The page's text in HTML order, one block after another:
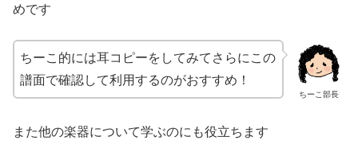
めです
ちーこ部長
ちーこ的には耳コピーをしてみてさらにこの
譜面で確認して利用するのがおすすめ！
また他の楽器について学ぶのにも役立ちます